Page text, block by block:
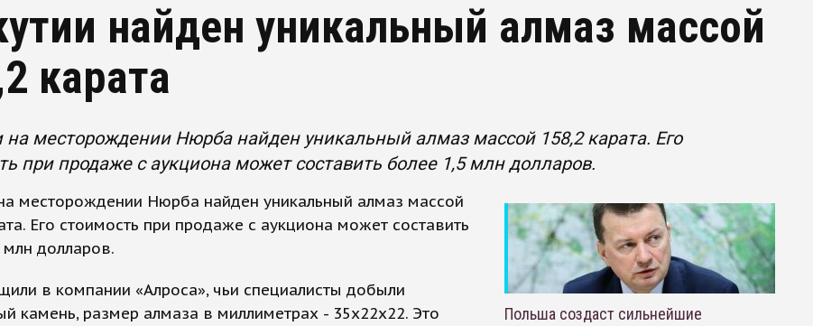
найден уникальный алмаз массой
карата
на месторождении Нюрба найден уникальный алмаз массой 158,2 карата. Его
при продаже с аукциона может составить более 1,5 млн долларов.
месторождении Нюрба найден уникальный алмаз массой
Его стоимость при продаже с аукциона может составить
долларов.
в компании «Алроса», чьи специалисты добыли
камень, размер алмаза в миллиметрах - 35х22х22. Это
Польша создаст сильнейшие